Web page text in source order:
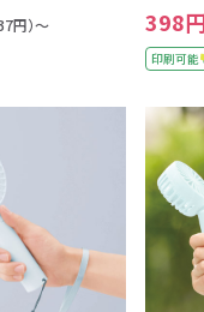
円）～ 398
印刷可能